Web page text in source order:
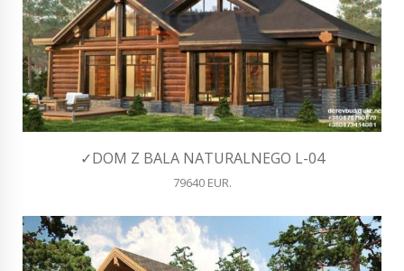
✓DOM Z BALA NATURALNEGO L-04
79640 EUR.